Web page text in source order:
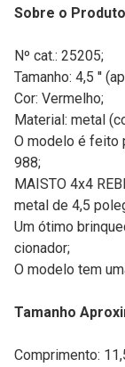
Sobre o
Nº cat.: 25205;
Tamanho: 4,5 ''
Cor: Vermelho;
Material: metal
O modelo é feito
988;
MAISTO 4x4
metal de 4,5
Um ótimo
cionador;
O modelo tem
Tamanho
Comprimento: